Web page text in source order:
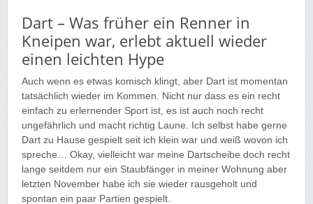
Dart – Was früher ein Renner in
Kneipen war, erlebt aktuell wieder
einen leichten Hype
Auch wenn es etwas komisch klingt, aber Dart ist momentan
tatsächlich wieder im Kommen. Nicht nur dass es ein recht
einfach zu erlernender Sport ist, es ist auch noch recht
ungefährlich und macht richtig Laune. Ich selbst habe gerne
Dart zu Hause gespielt seit ich klein war und weiß wovon ich
spreche… Okay, vielleicht war meine Dartscheibe doch recht
lange seitdem nur ein Staubfänger in meiner Wohnung aber
letzten November habe ich sie wieder rausgeholt und
spontan ein paar Partien gespielt.